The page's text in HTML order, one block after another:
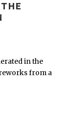
in the
from a